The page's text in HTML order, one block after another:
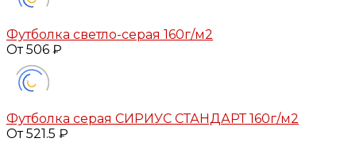
Футболка светло-серая 160г/м2
От 506 ₽
Футболка серая СИРИУС СТАНДАРТ 160г/м2
От 521.5 ₽